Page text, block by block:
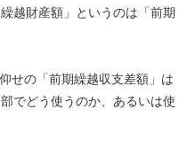
越財産額」というのは「前期
せの「前期繰越収支差額」は
でどう使うのか、あるいは使